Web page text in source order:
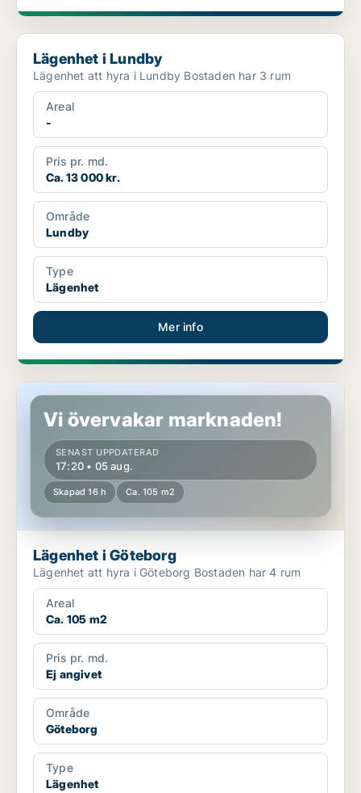
Lägenhet i Lundby
Lägenhet i Lundby
Lägenhet att hyra i Lundby Bostaden har 3 rum
Areal
-
Pris pr. md.
Ca. 13 000 kr.
Område
Lundby
Type
Lägenhet
Mer info
Lägenhet i Göteborg
Vi övervakar marknaden!
SENAST UPPDATERAD
17:20 • 05 aug.
Skapad 16 h Ca. 105 m2
Lägenhet i Göteborg
Lägenhet att hyra i Göteborg Bostaden har 4 rum
Areal
Ca. 105 m2
Pris pr. md.
Ej angivet
Område
Göteborg
Type
Lägenhet